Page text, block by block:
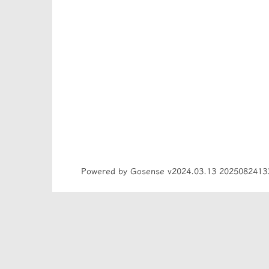
Powered by Gosense v2024.03.13